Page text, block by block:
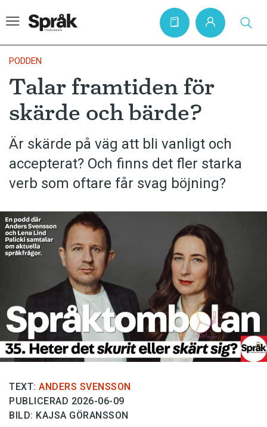
Hem
Artiklar
Krönikor
Språkfrågor
Skrivtips
Kviss
Podden
Anmäl till språkpolisen
Föreslå nyord
Annonsera
Prenumerera
Läs Språktidningen digitalt
Press
PODDEN
Talar framtiden för
skärde och bärde?
Är skärde på väg att bli vanligt och
accepterat? Och finns det fler starka
verb som oftare får svag böjning?
TEXT: ANDERS SVENSSON
PUBLICERAD 2026-06-09
BILD: KAJSA GÖRANSSON